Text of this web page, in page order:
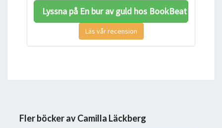
Lyssna på En bur av guld hos BookBeat
Läs vår recension
Fler böcker av Camilla Läckberg